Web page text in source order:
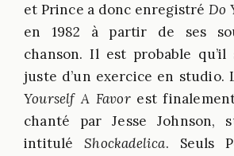
et Prince a donc enregistré Do
en 1982 à partir de ses
chanson. Il est probable qu’il
juste d’un exercice en studio.
Yourself A Favorest
chanté par Jesse Johnson,
intituléShockadelica. Seuls